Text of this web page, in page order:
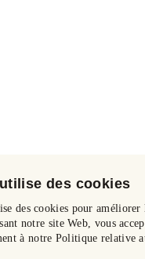
des cookies
des cookies pour améliorer
notre site Web, vous
à notre Politique relative